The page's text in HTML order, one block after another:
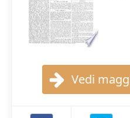
Vedi